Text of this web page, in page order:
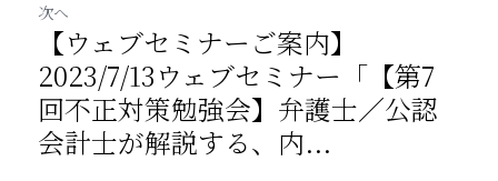
次へ
【ウェブセミナーご案内】
2023/7/13ウェブセミナー「【第7
回不正対策勉強会】弁護士／公認
会計士が解説する、内...